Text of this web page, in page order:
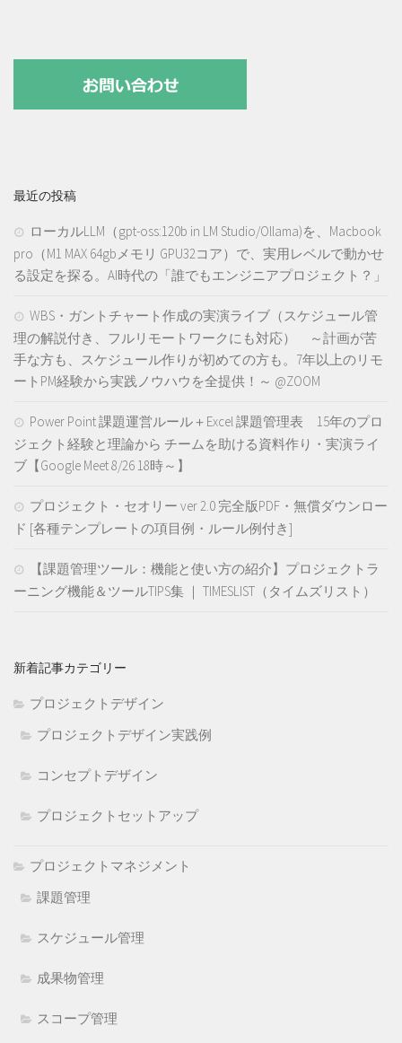
最近の投稿
ローカルLLM（gpt-oss:120b in LM Studio/Ollama)を、Macbook
pro（M1 MAX 64gbメモリ GPU32コア）で、実用レベルで動かせ
る設定を探る。AI時代の「誰でもエンジニアプロジェクト？」
WBS・ガントチャート作成の実演ライブ（スケジュール管
理の解説付き、フルリモートワークにも対応） ～計画が苦
手な方も、スケジュール作りが初めての方も。7年以上のリモ
ートPM経験から実践ノウハウを全提供！～ @ZOOM
Power Point 課題運営ルール＋Excel 課題管理表 15年のプロ
ジェクト経験と理論から チームを助ける資料作り・実演ライ
ブ【Google Meet 8/26 18時～】
プロジェクト・セオリー ver 2.0 完全版PDF・無償ダウンロー
ド [各種テンプレートの項目例・ルール例付き]
【課題管理ツール：機能と使い方の紹介】プロジェクトラ
ーニング機能＆ツールTIPS集 ｜ TIMESLIST（タイムズリスト）
新着記事カテゴリー
プロジェクトデザイン
プロジェクトデザイン実践例
コンセプトデザイン
プロジェクトセットアップ
プロジェクトマネジメント
課題管理
スケジュール管理
成果物管理
スコープ管理